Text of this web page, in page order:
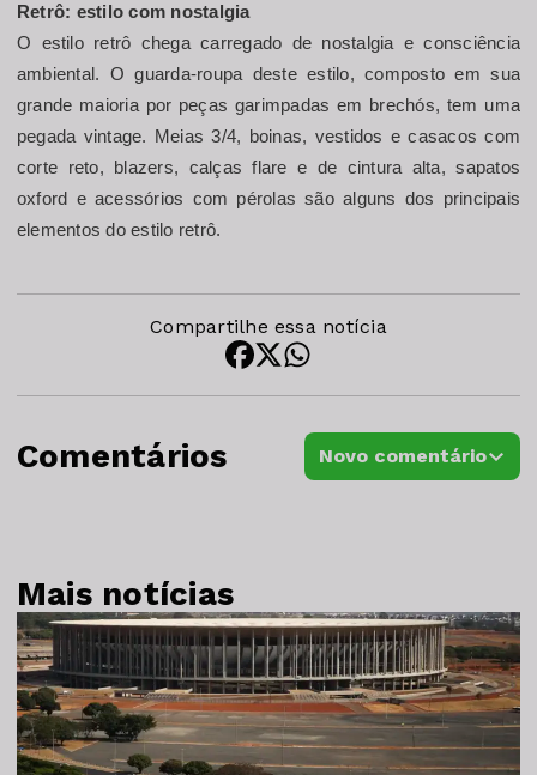
Retrô: estilo com nostalgia
O estilo retrô chega carregado de nostalgia e consciência
ambiental. O guarda-roupa deste estilo, composto em sua
grande maioria por peças garimpadas em brechós, tem uma
pegada vintage. Meias 3/4, boinas, vestidos e casacos com
corte reto, blazers, calças flare e de cintura alta, sapatos
oxford e acessórios com pérolas são alguns dos principais
elementos do estilo retrô.
Compartilhe essa notícia
Comentários Novo comentário
Mais notícias